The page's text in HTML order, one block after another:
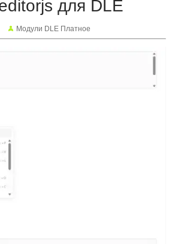
для DLE
Mодули DLE Платное